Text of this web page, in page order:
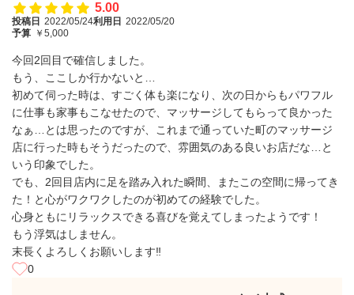
5.00
投稿日 2022/05/24利用日 2022/05/20
予算 ￥5,000
今回2回目で確信しました。
もう、ここしか行かないと…
初めて伺った時は、すごく体も楽になり、次の日からもパワフル
に仕事も家事もこなせたので、マッサージしてもらって良かった
なぁ…とは思ったのですが、これまで通っていた町のマッサージ
店に行った時もそうだったので、雰囲気のある良いお店だな…と
いう印象でした。
でも、2回目店内に足を踏み入れた瞬間、またこの空間に帰ってき
た！と心がワクワクしたのが初めての経験でした。
心身ともにリラックスできる喜びを覚えてしまったようです！
もう浮気はしません。
末長くよろしくお願いします‼︎
0